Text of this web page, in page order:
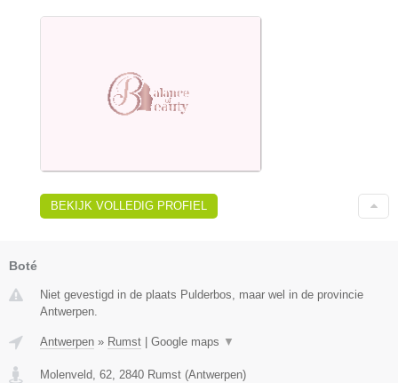
BEKIJK VOLLEDIG PROFIEL
Boté
Niet gevestigd in de plaats Pulderbos, maar wel in de provincie
Antwerpen.
Antwerpen » Rumst Google maps ▼
Molenveld, 62, 2840 Rumst (Antwerpen)